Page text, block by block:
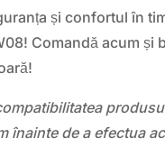
și confortul în
Comandă acum și
înainte de a efectua